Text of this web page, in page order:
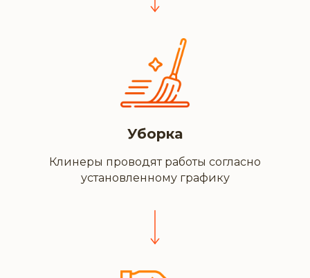
Уборка
Клинеры проводят работы согласно
установленному графику